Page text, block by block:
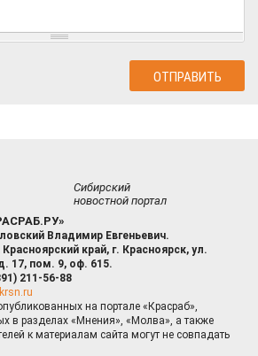
Сибирский
новостной портал
Владимир Евгеньевич.
Красноярский край, г. Красноярск, ул.
17, пом. 9, оф. 615.
211-56-88
на портале «Красраб»,
в разделах «Мнения», «Молва», а также
к материалам сайта могут не совпадать